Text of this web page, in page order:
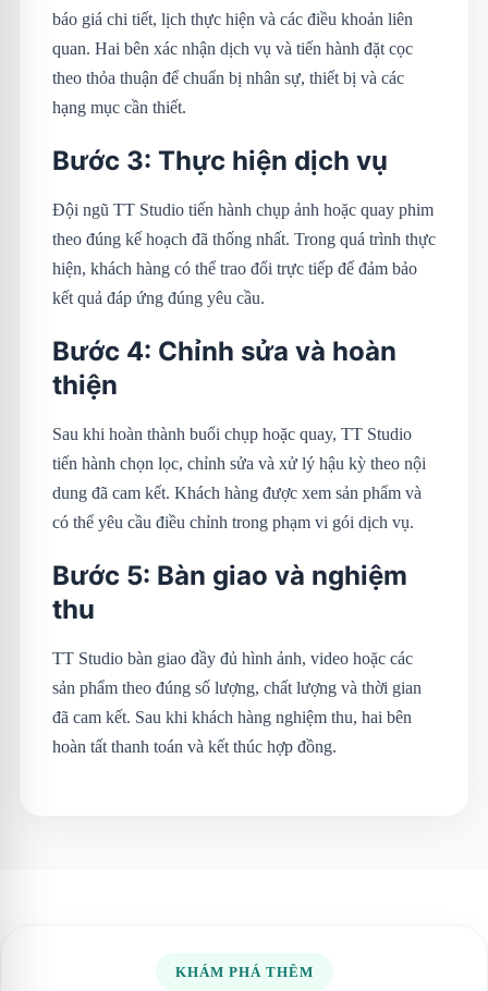
báo giá chi tiết, lịch thực hiện và các điều khoản liên
quan. Hai bên xác nhận dịch vụ và tiến hành đặt cọc
theo thỏa thuận để chuẩn bị nhân sự, thiết bị và các
hạng mục cần thiết.
Bước 3: Thực hiện dịch vụ
Đội ngũ TT Studio tiến hành chụp ảnh hoặc quay phim
theo đúng kế hoạch đã thống nhất. Trong quá trình thực
hiện, khách hàng có thể trao đổi trực tiếp để đảm bảo
kết quả đáp ứng đúng yêu cầu.
Bước 4: Chỉnh sửa và hoàn
thiện
Sau khi hoàn thành buổi chụp hoặc quay, TT Studio
tiến hành chọn lọc, chỉnh sửa và xử lý hậu kỳ theo nội
dung đã cam kết. Khách hàng được xem sản phẩm và
có thể yêu cầu điều chỉnh trong phạm vi gói dịch vụ.
Bước 5: Bàn giao và nghiệm
thu
TT Studio bàn giao đầy đủ hình ảnh, video hoặc các
sản phẩm theo đúng số lượng, chất lượng và thời gian
đã cam kết. Sau khi khách hàng nghiệm thu, hai bên
hoàn tất thanh toán và kết thúc hợp đồng.
KHÁM PHÁ THÊM